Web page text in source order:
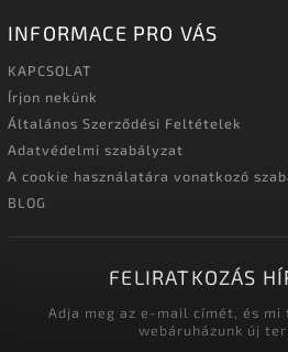
INFORMACE PRO VÁS
KAPCSOLAT
Írjon nekünk
Általános Szerződési Feltételek
Adatvédelmi szabályzat
A cookie használatára vonatkozó
BLOG
FELIRATKOZÁS
Adja meg az e-mail címét, és
webáruházunk új